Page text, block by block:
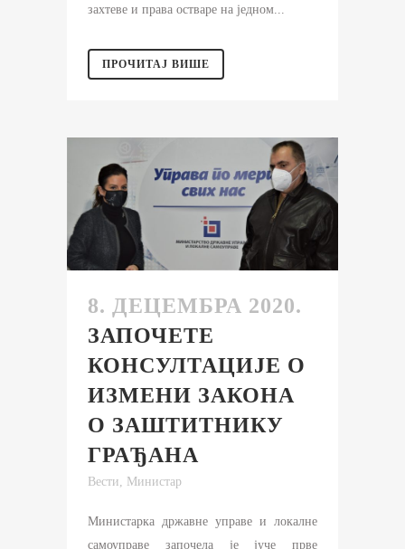
захтeве и права остваре на једном...
ПРОЧИТАЈ ВИШЕ
8. ДЕЦЕМБРА 2020.
ЗАПОЧЕТЕ
КОНСУЛТАЦИЈЕ О
ИЗМЕНИ ЗАКОНА
О ЗАШТИТНИКУ
ГРАЂАНА
Вести Министар
Министарка државне управе и локалне
самоуправе започела је јуче прве